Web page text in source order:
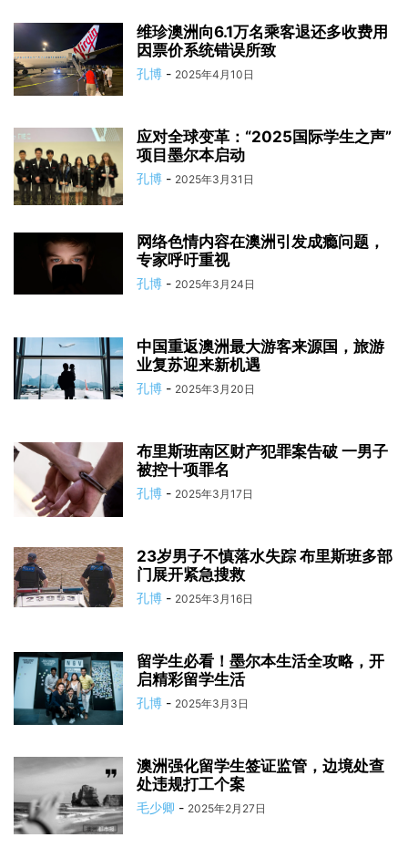
维珍澳洲向6.1万名乘客退还多收费用
因票价系统错误所致
孔博 - 2025年4月10日
应对全球变革：“2025国际学生之声”
项目墨尔本启动
孔博 - 2025年3月31日
网络色情内容在澳洲引发成瘾问题，
专家呼吁重视
孔博 - 2025年3月24日
中国重返澳洲最大游客来源国，旅游
业复苏迎来新机遇
孔博 - 2025年3月20日
布里斯班南区财产犯罪案告破 一男子
被控十项罪名
孔博 - 2025年3月17日
23岁男子不慎落水失踪 布里斯班多部
门展开紧急搜救
孔博 - 2025年3月16日
留学生必看！墨尔本生活全攻略，开
启精彩留学生活
孔博 - 2025年3月3日
澳洲强化留学生签证监管，边境处查
处违规打工个案
毛少卿 - 2025年2月27日